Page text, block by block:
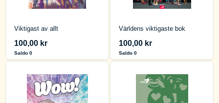
Viktigast av allt
100,00 kr
Saldo 0
Världens viktigaste bok
100,00 kr
Saldo 0